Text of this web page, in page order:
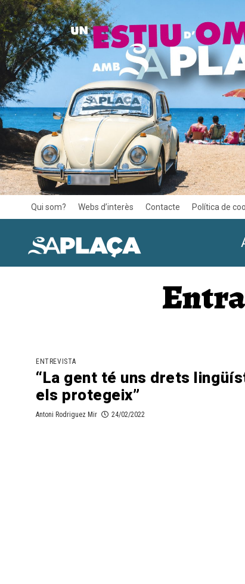
Qui som? Webs d’interès Contacte Política de
ENTREVISTA
“La gent té uns drets
els protegeix”
Antoni Rodriguez Mir 24/02/2022